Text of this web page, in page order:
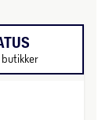
butikker